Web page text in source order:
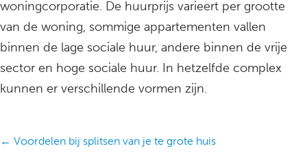
woningcorporatie. De huurprijs varieert per grootte
van de woning, sommige appartementen vallen
binnen de lage sociale huur, andere binnen de vrije
sector en hoge sociale huur. In hetzelfde complex
kunnen er verschillende vormen zijn.
Posts
← Voordelen bij splitsen van je te grote huis